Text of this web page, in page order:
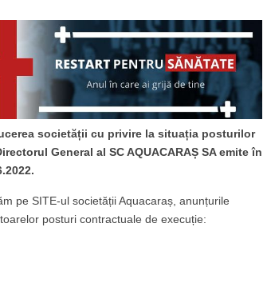
societății cu privire la situația posturilor
General al SC AQUACARAȘ SA emite în
pe SITE-ul societății Aquacaraș, anunțurile
posturi contractuale de execuție: